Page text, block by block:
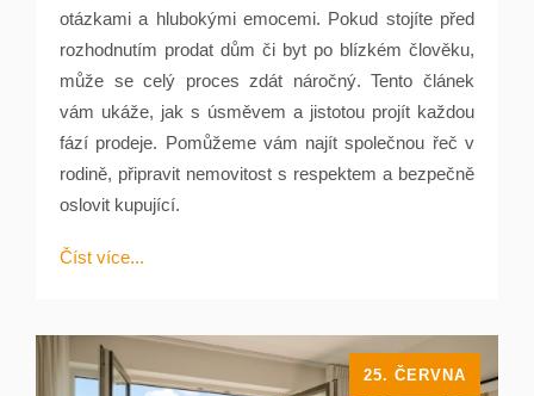
otázkami a hlubokými emocemi. Pokud stojíte před
rozhodnutím prodat dům či byt po blízkém člověku,
může se celý proces zdát náročný. Tento článek
vám ukáže, jak s úsměvem a jistotou projít každou
fází prodeje. Pomůžeme vám najít společnou řeč v
rodině, připravit nemovitost s respektem a bezpečně
oslovit kupující.
Číst více...
25. ČERVNA